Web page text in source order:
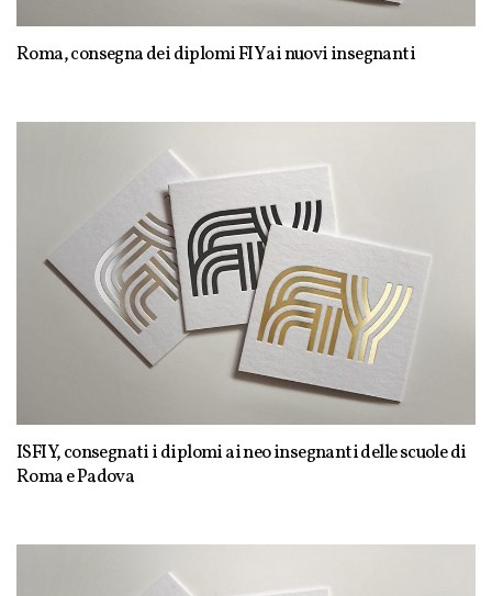
Roma, consegna dei diplomi FIY ai nuovi insegnanti
ISFIY, consegnati i diplomi ai neo insegnanti delle scuole di
Roma e Padova